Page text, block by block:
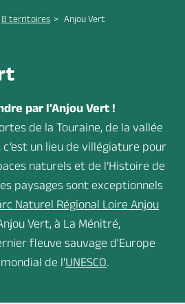
Vert
8 territoires Anjou Vert
par l'Anjou Vert !
de la Touraine, de la vallée
un lieu de villégiature pour
naturels et de l’Histoire de
paysages sont exceptionnels
Naturel Régional Loire Anjou
Vert, à La Ménitré,
fleuve sauvage d'Europe
de l'UNESCO.